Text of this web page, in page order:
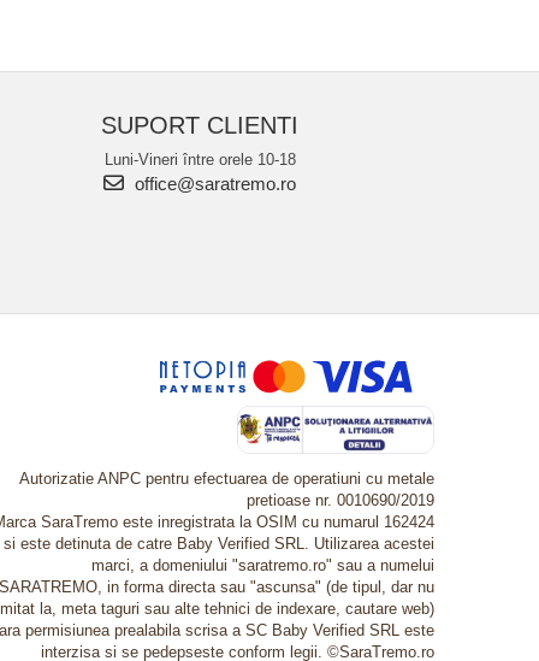
SUPORT CLIENTI
Luni-Vineri între orele 10-18
office@saratremo.ro
Autorizatie ANPC pentru efectuarea de operatiuni cu metale
pretioase nr. 0010690/2019
SaraTremo este inregistrata la OSIM cu numarul 162424
si este detinuta de catre Baby Verified SRL. Utilizarea acestei
marci, a domeniului "saratremo.ro" sau a numelui
SARATREMO, in forma directa sau "ascunsa" (de tipul, dar nu
la, meta taguri sau alte tehnici de indexare, cautare web)
permisiunea prealabila scrisa a SC Baby Verified SRL este
interzisa si se pedepseste conform legii. ©SaraTremo.ro